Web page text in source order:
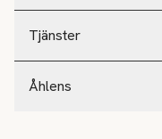
Tjänster
Åhlens